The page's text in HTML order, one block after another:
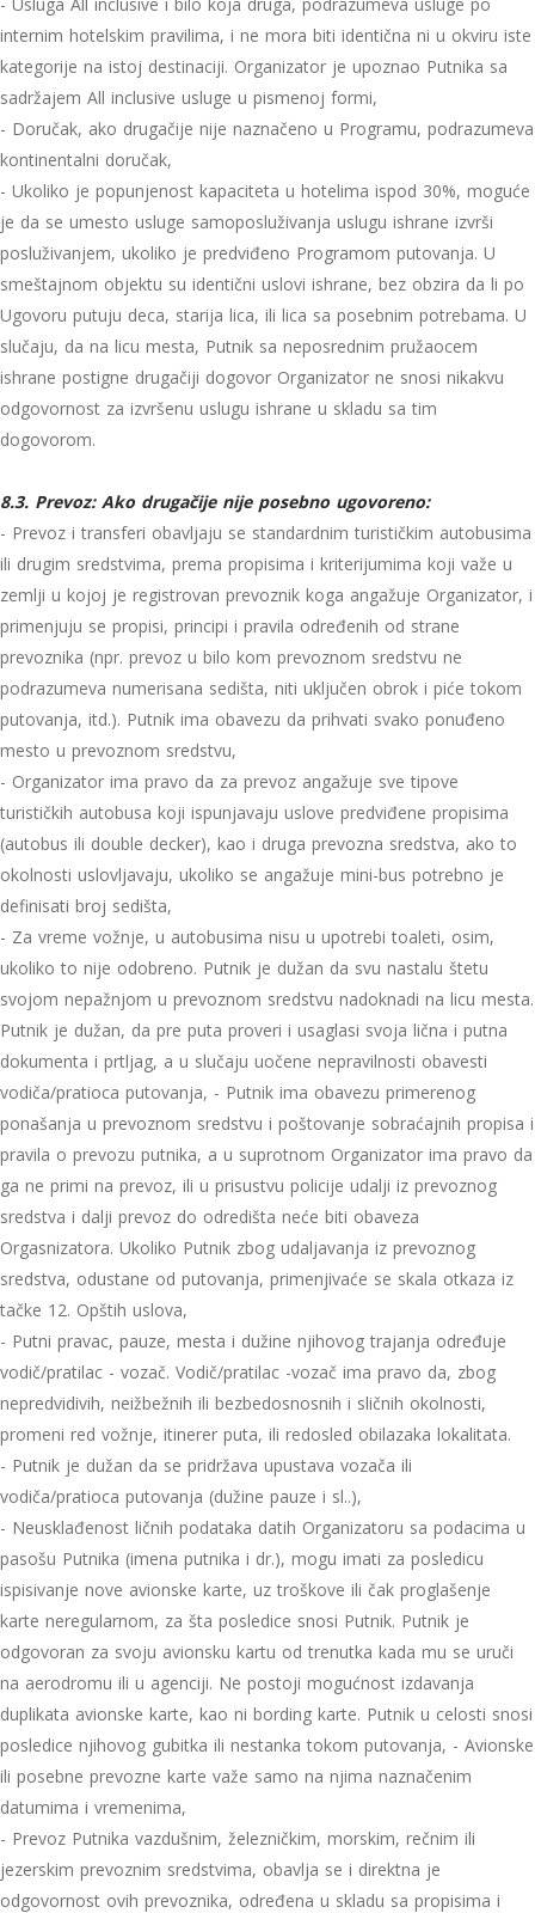
internim hotelskim pravilima, i ne mora biti identična ni u okviru iste
kategorije na istoj destinaciji. Organizator je upoznao Putnika sa
sadržajem All inclusive usluge u pismenoj formi,
- Doručak, ako drugačije nije naznačeno u Programu, podrazumeva
kontinentalni doručak,
- Ukoliko je popunjenost kapaciteta u hotelima ispod 30%, moguće
je da se umesto usluge samoposluživanja uslugu ishrane izvrši
posluživanjem, ukoliko je predviđeno Programom putovanja. U
smeštajnom objektu su identični uslovi ishrane, bez obzira da li po
Ugovoru putuju deca, starija lica, ili lica sa posebnim potrebama. U
slučaju, da na licu mesta, Putnik sa neposrednim pružaocem
ishrane postigne drugačiji dogovor Organizator ne snosi nikakvu
odgovornost za izvršenu uslugu ishrane u skladu sa tim
dogovorom.
8.3. Prevoz: Ako drugačije nije posebno ugovoreno:
- Prevoz i transferi obavljaju se standardnim turističkim autobusima
ili drugim sredstvima, prema propisima i kriterijumima koji važe u
zemlji u kojoj je registrovan prevoznik koga angažuje Organizator, i
primenjuju se propisi, principi i pravila određenih od strane
prevoznika (npr. prevoz u bilo kom prevoznom sredstvu ne
podrazumeva numerisana sedišta, niti uključen obrok i piće tokom
putovanja, itd.). Putnik ima obavezu da prihvati svako ponuđeno
mesto u prevoznom sredstvu,
- Organizator ima pravo da za prevoz angažuje sve tipove
turističkih autobusa koji ispunjavaju uslove predviđene propisima
(autobus ili double decker), kao i druga prevozna sredstva, ako to
okolnosti uslovljavaju, ukoliko se angažuje mini-bus potrebno je
definisati broj sedišta,
- Za vreme vožnje, u autobusima nisu u upotrebi toaleti, osim,
ukoliko to nije odobreno. Putnik je dužan da svu nastalu štetu
svojom nepažnjom u prevoznom sredstvu nadoknadi na licu mesta.
Putnik je dužan, da pre puta proveri i usaglasi svoja lična i putna
dokumenta i prtljag, a u slučaju uočene nepravilnosti obavesti
vodiča/pratioca putovanja, - Putnik ima obavezu primerenog
ponašanja u prevoznom sredstvu i poštovanje sobraćajnih propisa i
pravila o prevozu putnika, a u suprotnom Organizator ima pravo da
ga ne primi na prevoz, ili u prisustvu policije udalji iz prevoznog
sredstva i dalji prevoz do odredišta neće biti obaveza
Orgasnizatora. Ukoliko Putnik zbog udaljavanja iz prevoznog
sredstva, odustane od putovanja, primenjivaće se skala otkaza iz
tačke 12. Opštih uslova,
- Putni pravac, pauze, mesta i dužine njihovog trajanja određuje
vodič/pratilac - vozač. Vodič/pratilac -vozač ima pravo da, zbog
nepredvidivih, neižbežnih ili bezbedosnosnih i sličnih okolnosti,
promeni red vožnje, itinerer puta, ili redosled obilazaka lokalitata.
- Putnik je dužan da se pridržava upustava vozača ili
vodiča/pratioca putovanja (dužine pauze i sl..),
- Neusklađenost ličnih podataka datih Organizatoru sa podacima u
pasošu Putnika (imena putnika i dr.), mogu imati za posledicu
ispisivanje nove avionske karte, uz troškove ili čak proglašenje
karte neregularnom, za šta posledice snosi Putnik. Putnik je
odgovoran za svoju avionsku kartu od trenutka kada mu se uruči
na aerodromu ili u agenciji. Ne postoji mogućnost izdavanja
duplikata avionske karte, kao ni bording karte. Putnik u celosti snosi
posledice njihovog gubitka ili nestanka tokom putovanja, - Avionske
ili posebne prevozne karte važe samo na njima naznačenim
datumima i vremenima,
- Prevoz Putnika vazdušnim, železničkim, morskim, rečnim ili
jezerskim prevoznim sredstvima, obavlja se i direktna je
odgovornost ovih prevoznika, određena u skladu sa propisima i